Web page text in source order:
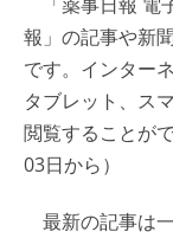
報」の記事や新
です。インター
タブレット、ス
閲覧することが
03日から）
最新の記事は